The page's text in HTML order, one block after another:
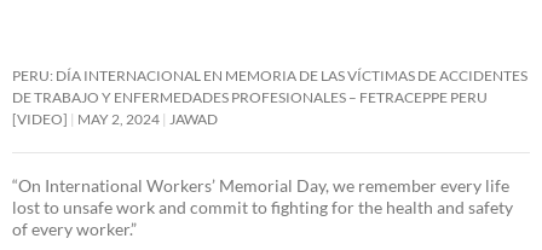
PERU: DÍA INTERNACIONAL EN MEMORIA DE LAS VÍCTIMAS DE ACCIDENTES
DE TRABAJO Y ENFERMEDADES PROFESIONALES – FETRACEPPE PERU
[VIDEO]
MAY 2, 2024 JAWAD
“On International Workers’ Memorial Day, we remember every life
lost to unsafe work and commit to fighting for the health and safety
of every worker.”